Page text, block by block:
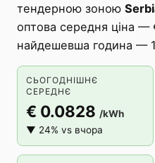
тендерною зоною
оптова середня ціна
найдешевша година —
СЬОГОДНІШНЄ
СЕРЕДНЄ
€ 0.0828 /kWh
▼ 24% vs вчора